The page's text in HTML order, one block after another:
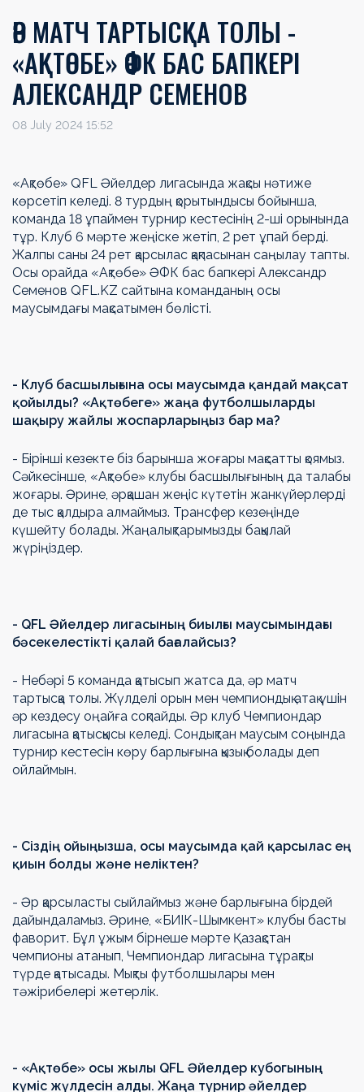
ӘР МАТЧ ТАРТЫСҚА ТОЛЫ -
«АҚТӨБЕ» ӘФК БАС БАПКЕРІ
АЛЕКСАНДР СЕМЕНОВ
08 July 2024 15:52
«Ақтөбе» QFL Әйелдер лигасында жақсы нәтиже
көрсетіп келеді. 8 турдың қорытындысы бойынша,
команда 18 ұпаймен турнир кестесінің 2-ші орынында
тұр. Клуб 6 мәрте жеңіске жетіп, 2 рет ұпай берді.
Жалпы саны 24 рет қарсылас қақпасынан саңылау тапты.
Осы орайда «Ақтөбе» ӘФК бас бапкері Александр
Семенов QFL.KZ сайтына команданың осы
маусымдағы мақсатымен бөлісті.
- Клуб басшылығына осы маусымда қандай мақсат
қойылды? «Ақтөбеге» жаңа футболшыларды
шақыру жайлы жоспарларыңыз бар ма?
- Бірінші кезекте біз барынша жоғары мақсатты қоямыз.
Сәйкесінше, «Ақтөбе» клубы басшылығының да талабы
жоғары. Әрине, әрқашан жеңіс күтетін жанкүйерлерді
де тыс қалдыра алмаймыз. Трансфер кезеңінде
күшейту болады. Жаңалықтарымызды бақылай
жүріңіздер.
- QFL Әйелдер лигасының биылғы маусымындағы
бәсекелестікті қалай бағалайсыз?
- Небәрі 5 команда қатысып жатса да, әр матч
тартысқа толы. Жүлделі орын мен чемпиондық атақ үшін
әр кездесу оңайға соқпайды. Әр клуб Чемпиондар
лигасына қатысқысы келеді. Сондықтан маусым соңында
турнир кестесін көру барлығына қызық болады деп
ойлаймын.
- Сіздің ойыңызша, осы маусымда қай қарсылас ең
қиын болды және неліктен?
- Әр қарсыласты сыйлаймыз және барлығына бірдей
дайындаламыз. Әрине, «БИІК-Шымкент» клубы басты
фаворит. Бұл ұжым бірнеше мәрте Қазақстан
чемпионы атанып, Чемпиондар лигасына тұрақты
түрде қатысады. Мықты футболшылары мен
тәжірибелері жетерлік.
- «Ақтөбе» осы жылы QFL Әйелдер кубогының
күміс жүлдесін алды. Жаңа турнир әйелдер